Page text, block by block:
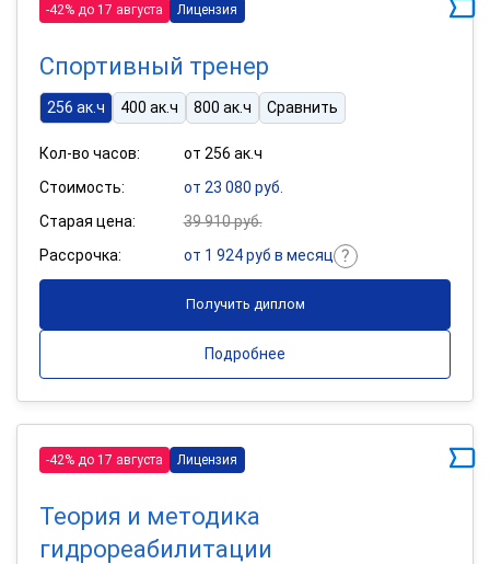
-42% до 17 августа Лицензия
Спортивный тренер
256 ак.ч 400 ак.ч 800 ак.ч Сравнить
Кол-во часов:
от 256 ак.ч
Стоимость:
от 23 080 руб.
Старая цена:
39 910 руб.
Рассрочка:
от 1 924 руб в месяц
Получить диплом
Подробнее
-42% до 17 августа Лицензия
Теория и методика
гидрореабилитации